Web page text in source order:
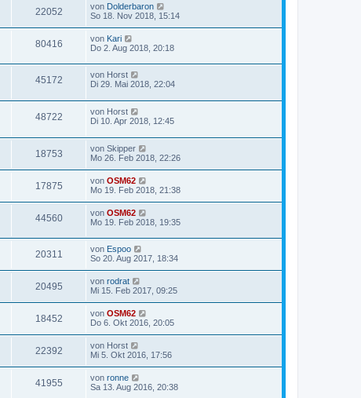
22052 von Dolderbaron
So 18. Nov 2018, 15:14
80416 von Kari
Do 2. Aug 2018, 20:18
45172 von Horst
Di 29. Mai 2018, 22:04
48722 von Horst
Di 10. Apr 2018, 12:45
18753 von Skipper
Mo 26. Feb 2018, 22:26
17875 von OSM62
Mo 19. Feb 2018, 21:38
44560 von OSM62
Mo 19. Feb 2018, 19:35
20311 von Espoo
So 20. Aug 2017, 18:34
20495 von rodrat
Mi 15. Feb 2017, 09:25
18452 von OSM62
Do 6. Okt 2016, 20:05
22392 von Horst
Mi 5. Okt 2016, 17:56
41955 von ronne
Sa 13. Aug 2016, 20:38